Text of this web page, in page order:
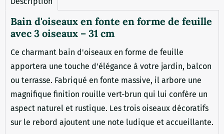
Bain d'oiseaux en fonte en forme de feuille
avec 3 oiseaux – 31 cm
Ce charmant bain d'oiseaux en forme de feuille
apportera une touche d'élégance à votre jardin, balcon
ou terrasse. Fabriqué en fonte massive, il arbore une
magnifique finition rouille vert-brun qui lui confère un
aspect naturel et rustique. Les trois oiseaux décoratifs
sur le rebord ajoutent une note ludique et accueillante.